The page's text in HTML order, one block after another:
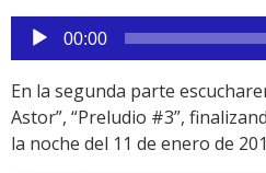
Reproductor
de
audio
00:00
En la segunda parte
Astor”, “Preludio #3”,
la noche del 11 de enero de